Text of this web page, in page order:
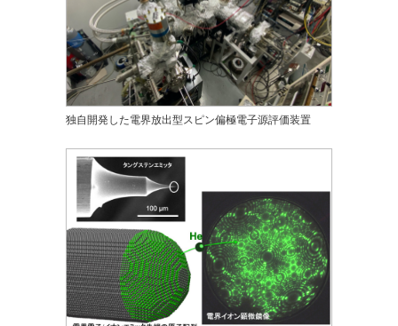
独自開発した電界放出型スピン偏極電子源評価装置